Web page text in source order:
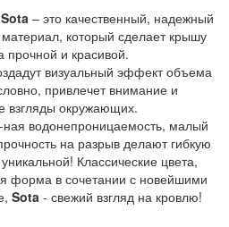
– это качественный, надежный
который сделает крышу
прочной и красивой.
визуальный эффект объема
привлечет внимание и
взгляды окружающих.
ная водонепроницаемость, малый
на разрыв делают гибкую
Классические цвета,
форма в сочетании с новейшими
Sota- свежий взгляд на кровлю!